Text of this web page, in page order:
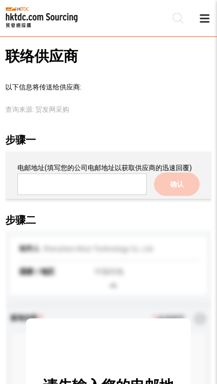
联络供应商
以下信息将传送给供应商:
查询来源: 贸发网采购
步骤一
电邮地址(填写您的公司电邮地址以获取供应商的迅速回覆)
确认
步骤二
收件人
国家 / 地区
查询内容 *必须填写